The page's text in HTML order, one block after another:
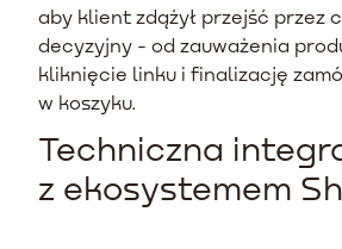
aby klient zdążył przejść przez
decyzyjny - od zauważenia
kliknięcie linku i finalizację
w koszyku.
Techniczna
z ekosystemem